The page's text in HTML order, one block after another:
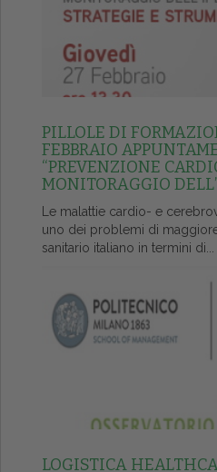
PILLOLE DI
FEBBRAIO
“PREVENZIONE
MONITORAGGIO
Le malattie cardio- e
uno dei problemi di
sanitario italiano in termini di...
LOGISTICA